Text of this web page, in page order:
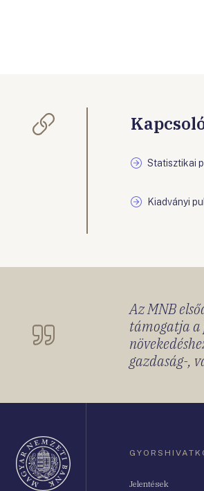
Statisztikai
Kiadványi
Az MNB
támogatja a
gazdaság-,
Jelentések